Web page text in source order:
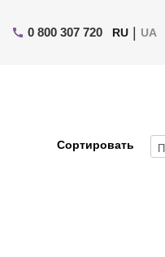
0 800 307 720 RU | UA
Сортировать